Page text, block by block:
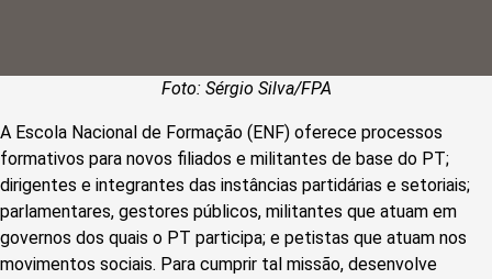
Foto: Sérgio Silva/FPA
A Escola Nacional de Formação (ENF) oferece processos
formativos para novos filiados e militantes de base do PT;
dirigentes e integrantes das instâncias partidárias e setoriais;
parlamentares, gestores públicos, militantes que atuam em
governos dos quais o PT participa; e petistas que atuam nos
movimentos sociais. Para cumprir tal missão, desenvolve